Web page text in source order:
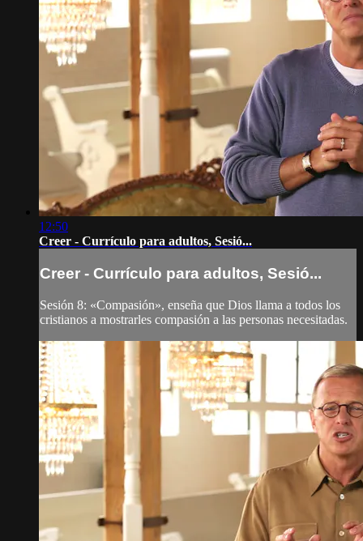
12:50
Creer - Currículo para adultos, Sesió...
Creer - Currículo para adultos, Sesió...
Sesión 8: «Compasión», enseña que Dios llama a todos los
cristianos a mostrarles compasión a las personas necesitadas.